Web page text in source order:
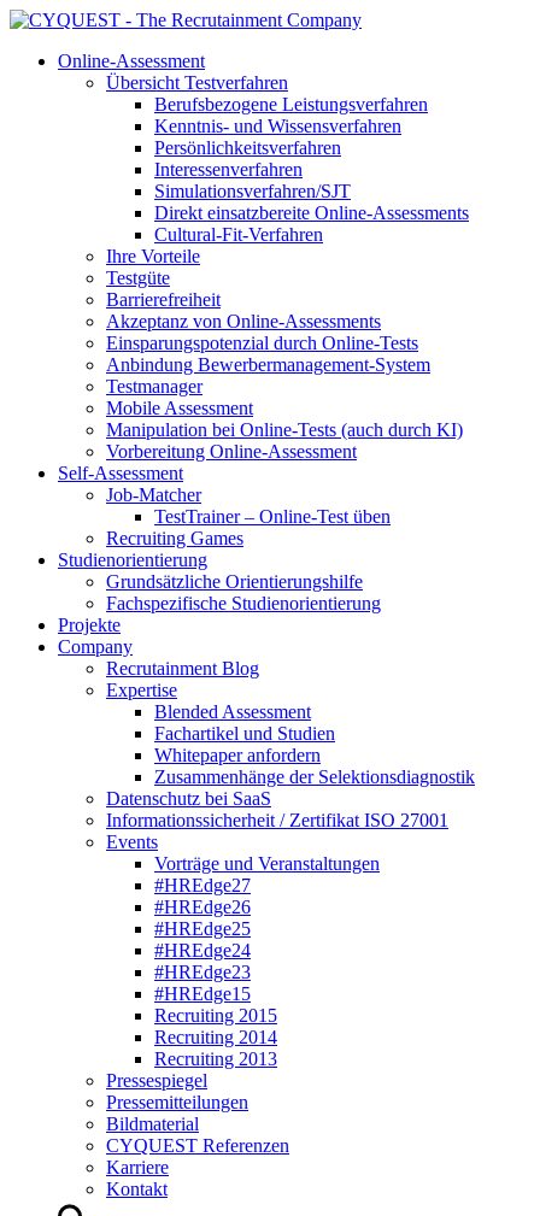
Online-Assessment
Übersicht Testverfahren
Berufsbezogene Leistungsverfahren
Kenntnis- und Wissensverfahren
Persönlichkeitsverfahren
Interessenverfahren
Simulationsverfahren/SJT
Direkt einsatzbereite Online-Assessments
Cultural-Fit-Verfahren
Ihre Vorteile
Testgüte
Barrierefreiheit
Akzeptanz von Online-Assessments
Einsparungspotenzial durch Online-Tests
Anbindung Bewerbermanagement-System
Testmanager
Mobile Assessment
Manipulation bei Online-Tests (auch durch KI)
Vorbereitung Online-Assessment
Self-Assessment
Job-Matcher
TestTrainer – Online-Test üben
Recruiting Games
Studienorientierung
Grundsätzliche Orientierungshilfe
Fachspezifische Studienorientierung
Projekte
Company
Recrutainment Blog
Expertise
Blended Assessment
Fachartikel und Studien
Whitepaper anfordern
Zusammenhänge der Selektionsdiagnostik
Datenschutz bei SaaS
Informationssicherheit / Zertifikat ISO 27001
Events
Vorträge und Veranstaltungen
#HREdge27
#HREdge26
#HREdge25
#HREdge24
#HREdge23
#HREdge15
Recruiting 2015
Recruiting 2014
Recruiting 2013
Pressespiegel
Pressemitteilungen
Bildmaterial
CYQUEST Referenzen
Karriere
Kontakt